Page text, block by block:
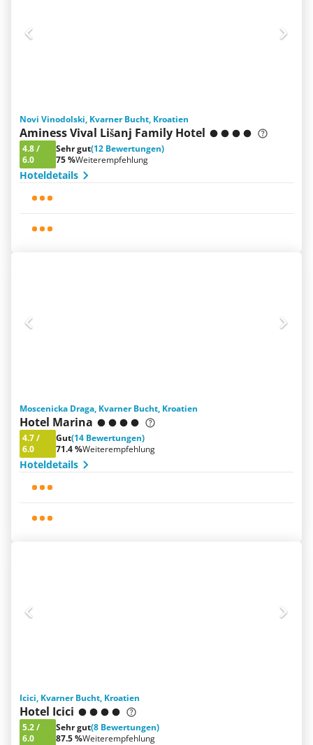
Novi Vinodolski, Kvarner Bucht, Kroatien
Aminess Vival Lišanj Family Hotel
4.8/
6.0
Sehr gut(12 Bewertungen)
75 %Weiterempfehlung
Hoteldetails
Moscenicka Draga, Kvarner Bucht, Kroatien
Hotel Marina
4.7/
6.0
Gut(14 Bewertungen)
71.4 %Weiterempfehlung
Hoteldetails
Icici, Kvarner Bucht, Kroatien
Hotel Icici
5.2/
6.0
Sehr gut(8 Bewertungen)
87.5 %Weiterempfehlung